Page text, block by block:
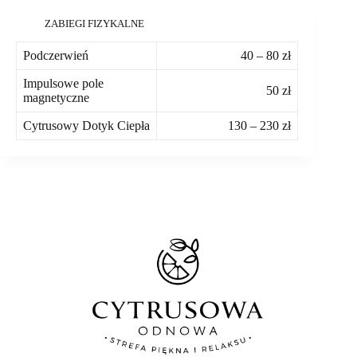
ZABIEGI FIZYKALNE
Podczerwień 40 – 80 zł
Impulsowe pole
magnetyczne
50 zł
Cytrusowy Dotyk Ciepła 130 – 230 zł